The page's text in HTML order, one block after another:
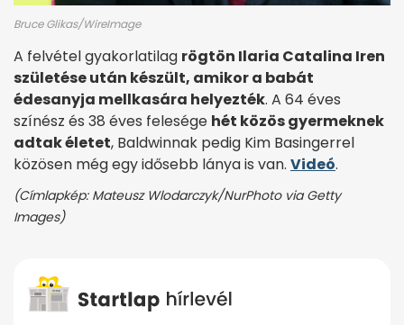
Bruce Glikas/WireImage
A felvétel gyakorlatilag rögtön Ilaria Catalina Iren
születése után készült, amikor a babát
édesanyja mellkasára helyezték. A 64 éves
színész és 38 éves felesége hét közös gyermeknek
adtak életet, Baldwinnak pedig Kim Basingerrel
közösen még egy idősebb lánya is van. Videó.
(Címlapkép: Mateusz Wlodarczyk/NurPhoto via Getty
Images)